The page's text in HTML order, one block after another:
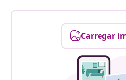
Carregar